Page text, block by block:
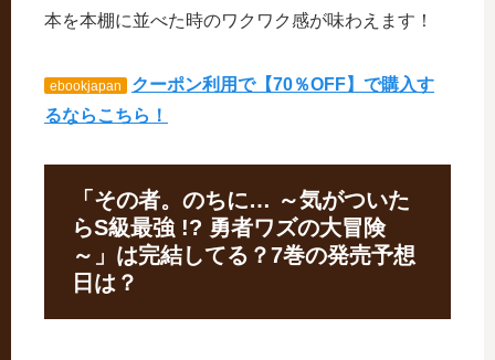
本を本棚に並べた時のワクワク感が味わえます！
ebookjapan
クーポン利用で【70％OFF】で購入す
るならこちら！
「その者。のちに… ～気がついた
らS級最強 !? 勇者ワズの大冒険
～」は完結してる？7巻の発売予想
日は？